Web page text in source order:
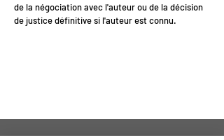
de la négociation avec l'auteur ou de la décision
de justice définitive si l'auteur est connu.